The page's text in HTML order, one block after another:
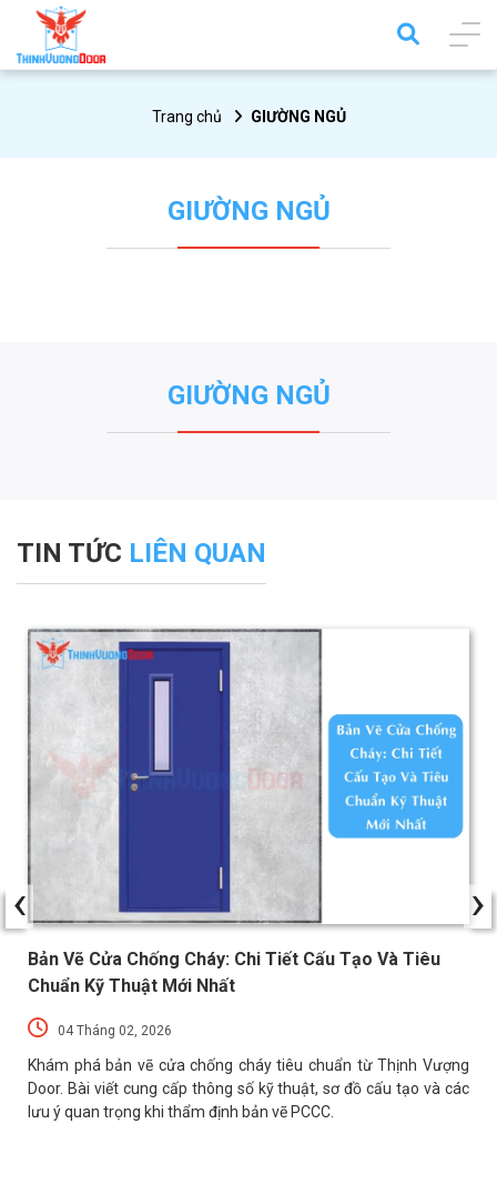
Trang chủ GIƯỜNG NGỦ
GIƯỜNG NGỦ
GIƯỜNG NGỦ
TIN TỨC LIÊN QUAN
Bản Vẽ Cửa Chống Cháy: Chi Tiết Cấu Tạo Và Tiêu
Chuẩn Kỹ Thuật Mới Nhất
04 Tháng 02, 2026
Khám phá bản vẽ cửa chống cháy tiêu chuẩn từ Thịnh Vượng
Door. Bài viết cung cấp thông số kỹ thuật, sơ đồ cấu tạo và các
lưu ý quan trọng khi thẩm định bản vẽ PCCC.
‹ ›